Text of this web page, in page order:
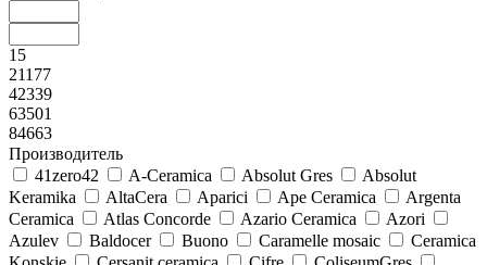
15
21177
42339
63501
84663
Производитель
41zero42
A-Ceramica Absolut Gres
Absolut
Keramika
AltaCera Aparici Ape Ceramica
Argenta
Ceramica
Atlas Concorde Azario Ceramica
Azori
Azulev
Baldocer Buono Caramelle mosaic
Ceramica